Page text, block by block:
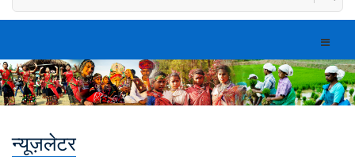
Toggle
न्यूज़लेटर